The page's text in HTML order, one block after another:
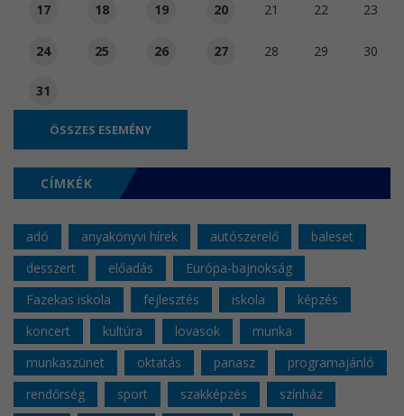
17 18 19 20 21 22 23
24 25 26 27 28 29 30
31
ÖSSZES ESEMÉNY
CÍMKÉK
adó anyakönyvi hírek autószerelő
baleset
desszert
előadás
Európa-bajnokság
Fazekas iskola
fejlesztés iskola
képzés
koncert
kultúra lovasok
munka
munkaszünet
oktatás panasz
programajánló
rendőrség
sport szakképzés
színház